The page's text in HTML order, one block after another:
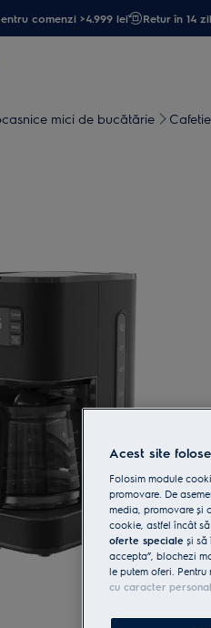
comenzi >4.999 lei Retur în 14
mici de bucătărie
Acest site
Folosim module
promovare. De
media, promovare și
cookie, astfel încât
oferte speciale și să
accepta”, blochezi
le putem oferi.
cu caracter personal